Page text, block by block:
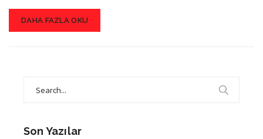
DAHA FAZLA OKU
Son Yazılar